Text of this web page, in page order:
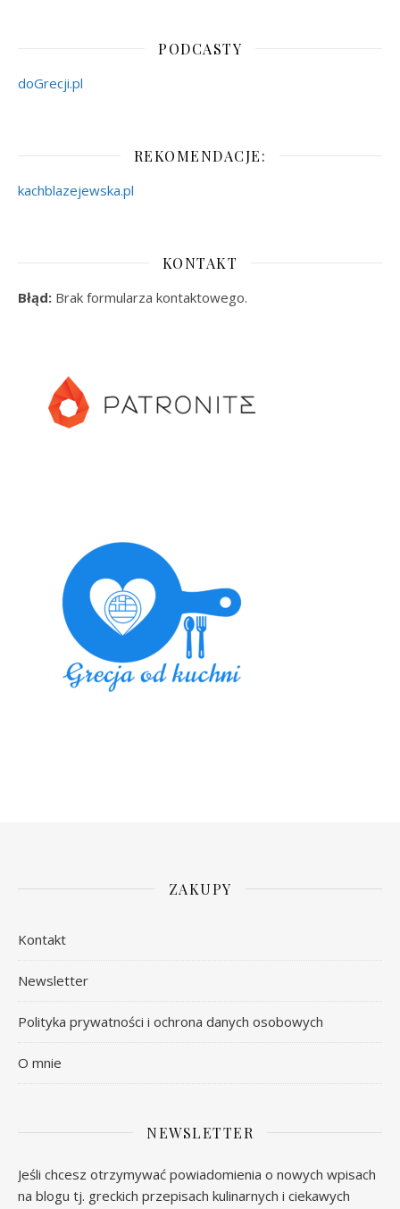
PODCASTY
doGrecji.pl
REKOMENDACJE:
kachblazejewska.pl
KONTAKT
Błąd: Brak formularza kontaktowego.
ZAKUPY
Kontakt
Newsletter
Polityka prywatności i ochrona danych osobowych
O mnie
NEWSLETTER
Jeśli chcesz otrzymywać powiadomienia o nowych wpisach
na blogu tj. greckich przepisach kulinarnych i ciekawych